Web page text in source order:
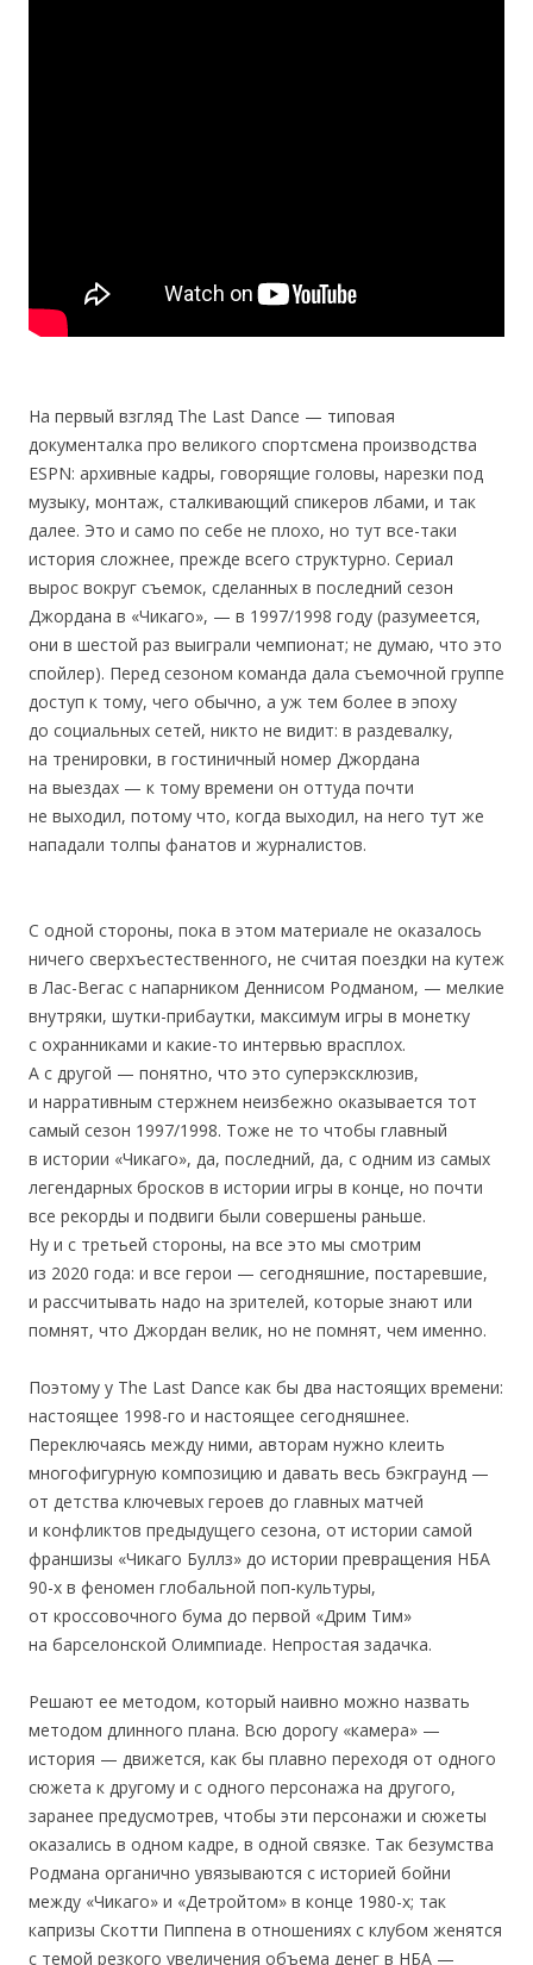
На первый взгляд The Last Dance — типовая
документалка про великого спортсмена производства
ESPN: архивные кадры, говорящие головы, нарезки под
музыку, монтаж, сталкивающий спикеров лбами, и так
далее. Это и само по себе не плохо, но тут все-таки
история сложнее, прежде всего структурно. Сериал
вырос вокруг съемок, сделанных в последний сезон
Джордана в «Чикаго», — в 1997/1998 году (разумеется,
они в шестой раз выиграли чемпионат; не думаю, что это
спойлер). Перед сезоном команда дала съемочной группе
доступ к тому, чего обычно, а уж тем более в эпоху
до социальных сетей, никто не видит: в раздевалку,
на тренировки, в гостиничный номер Джордана
на выездах — к тому времени он оттуда почти
не выходил, потому что, когда выходил, на него тут же
нападали толпы фанатов и журналистов.
С одной стороны, пока в этом материале не оказалось
ничего сверхъестественного, не считая поездки на кутеж
в Лас-Вегас с напарником Деннисом Родманом, — мелкие
внутряки, шутки-прибаутки, максимум игры в монетку
с охранниками и какие-то интервью врасплох.
А с другой — понятно, что это суперэксклюзив,
и нарративным стержнем неизбежно оказывается тот
самый сезон 1997/1998. Тоже не то чтобы главный
в истории «Чикаго», да, последний, да, с одним из самых
легендарных бросков в истории игры в конце, но почти
все рекорды и подвиги были совершены раньше.
Ну и с третьей стороны, на все это мы смотрим
из 2020 года: и все герои — сегодняшние, постаревшие,
и рассчитывать надо на зрителей, которые знают или
помнят, что Джордан велик, но не помнят, чем именно.
Поэтому у The Last Dance как бы два настоящих времени:
настоящее 1998-го и настоящее сегодняшнее.
Переключаясь между ними, авторам нужно клеить
многофигурную композицию и давать весь бэкграунд —
от детства ключевых героев до главных матчей
и конфликтов предыдущего сезона, от истории самой
франшизы «Чикаго Буллз» до истории превращения НБА
90-х в феномен глобальной поп-культуры,
от кроссовочного бума до первой «Дрим Тим»
на барселонской Олимпиаде. Непростая задачка.
Решают ее методом, который наивно можно назвать
методом длинного плана. Всю дорогу «камера» —
история — движется, как бы плавно переходя от одного
сюжета к другому и с одного персонажа на другого,
заранее предусмотрев, чтобы эти персонажи и сюжеты
оказались в одном кадре, в одной связке. Так безумства
Родмана органично увязываются с историей бойни
между «Чикаго» и «Детройтом» в конце 1980-х; так
капризы Скотти Пиппена в отношениях с клубом женятся
с темой резкого увеличения объема денег в НБА —